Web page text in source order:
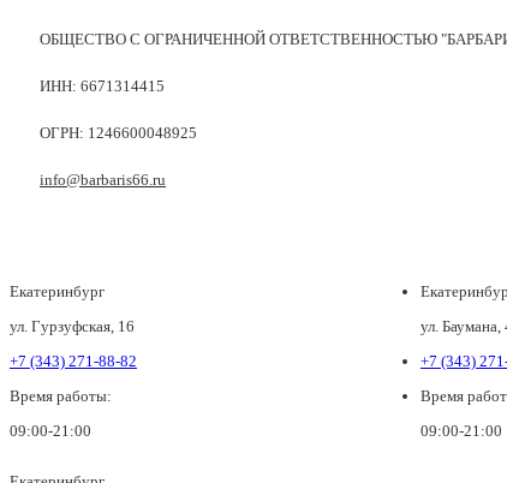
ОБЩЕСТВО С ОГРАНИЧЕННОЙ ОТВЕТСТВЕННОСТЬЮ
ИНН: 6671314415
ОГРН: 1246600048925
info@barbaris66.ru
Екатеринбург
ул. Гурзуфская, 16
+7 (343) 271-88-82
Время работы:
09:00-21:00
ул. Баумана,
+7 (343)
Время
09:00-21:00